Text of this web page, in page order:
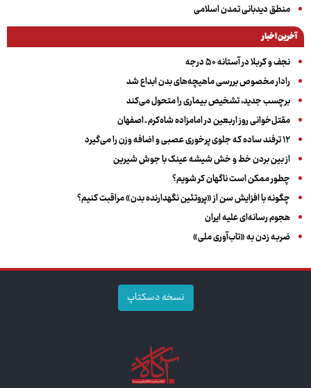
منطق دیدبانی تمدن اسلامی
آخرین اخبار
نجف و کربلا در آستانه ۵۰ درجه
رادار مخصوص بررسی ماهیچه‌های بدن ابداع شد
برچسب جدید، تشخیص بیماری را متحول می‌کند
مقتل‌خوانی روز اربعین در امامزاده شاه‌کرم ـ اصفهان
۱۲ ترفند ساده که جلوی پرخوری عصبی و اضافه ‌وزن را می‌گیرد
از بین بردن خط و خش شیشه عینک با جوش شیرین
چطور ممکن است ناگهان کر شویم؟
چگونه با افزایش سن از «پروتئین نگهدارنده بدن» مراقبت کنیم؟
هجوم رسانه‌ای علیه ایران
ضربه زدن به «تاب‌آوری ملی»
نسخه دسکتاپ